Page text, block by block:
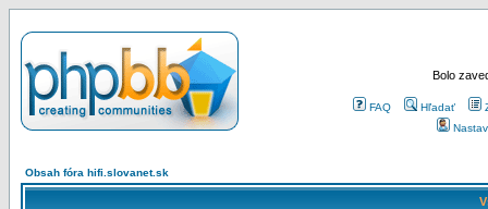
Bolo
FAQ Hľadať
Obsah fóra hifi.slovanet.sk